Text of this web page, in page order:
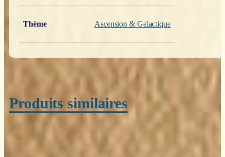
Thème Ascension & Galactique
Produits similaires